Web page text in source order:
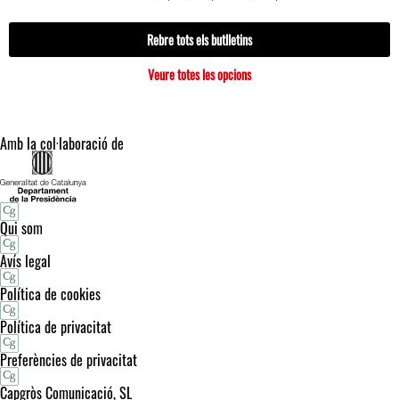
Rebre tots els butlletins
Veure totes les opcions
Amb la col·laboració de
Qui som
Avís legal
Política de cookies
Política de privacitat
Preferències de privacitat
Capgròs Comunicació, SL